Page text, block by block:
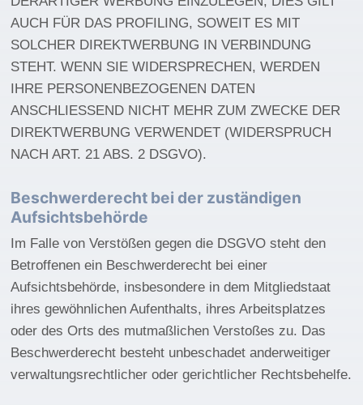
AUCH FÜR DAS PROFILING, SOWEIT ES MIT
SOLCHER DIREKTWERBUNG IN VERBINDUNG
STEHT. WENN SIE WIDERSPRECHEN, WERDEN
IHRE PERSONENBEZOGENEN DATEN
ANSCHLIESSEND NICHT MEHR ZUM ZWECKE DER
DIREKTWERBUNG VERWENDET (WIDERSPRUCH
NACH ART. 21 ABS. 2 DSGVO).
Beschwerde­recht bei der zuständigen
Aufsichts­behörde
Im Falle von Verstößen gegen die DSGVO steht den
Betroffenen ein Beschwerderecht bei einer
Aufsichtsbehörde, insbesondere in dem Mitgliedstaat
ihres gewöhnlichen Aufenthalts, ihres Arbeitsplatzes
oder des Orts des mutmaßlichen Verstoßes zu. Das
Beschwerderecht besteht unbeschadet anderweitiger
verwaltungsrechtlicher oder gerichtlicher Rechtsbehelfe.